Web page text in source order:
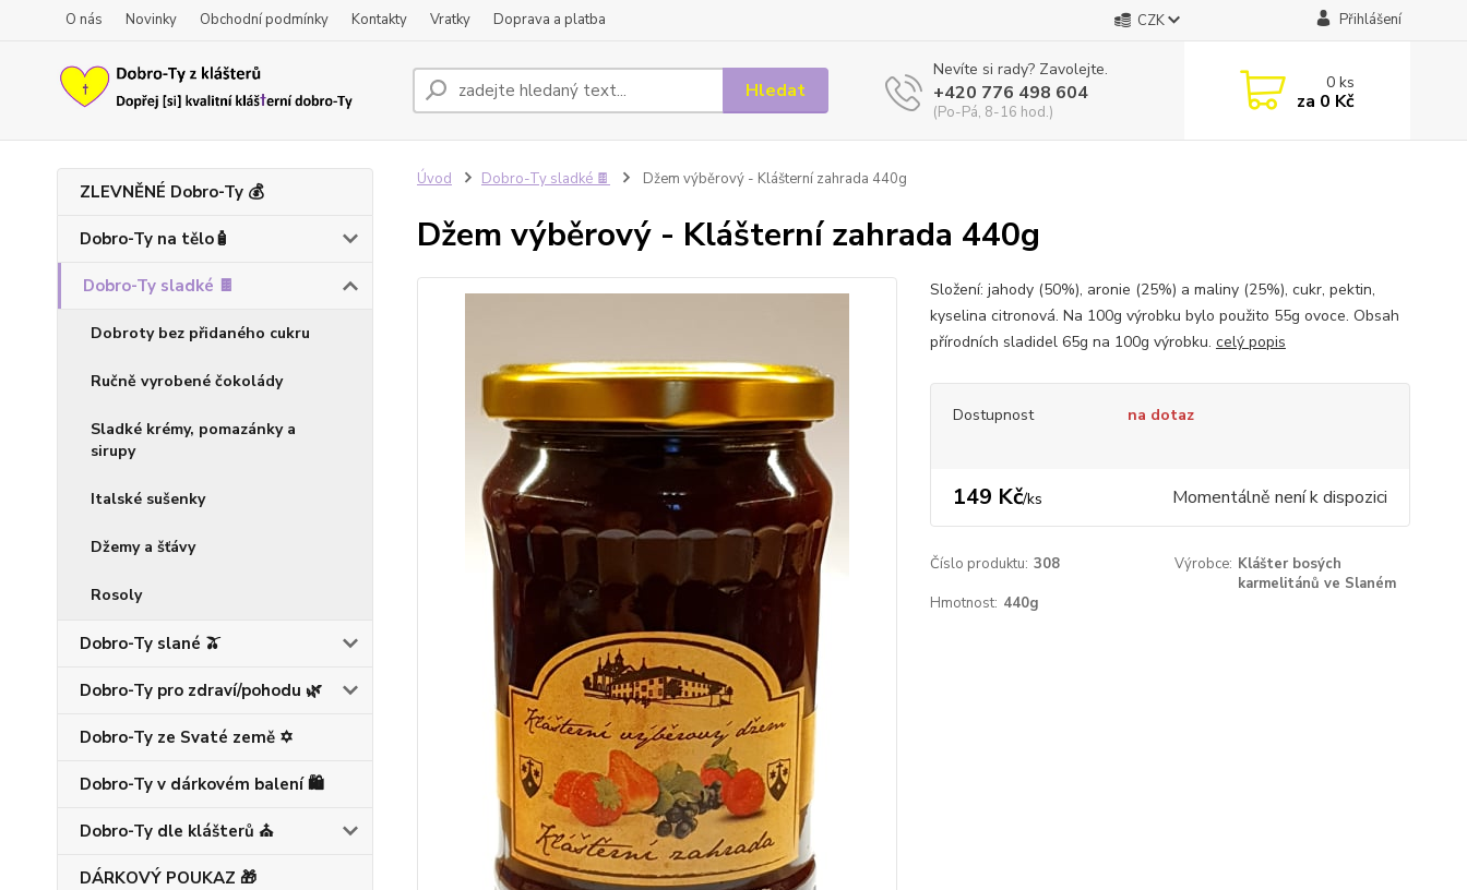
O nás Novinky Obchodní podmínky Kontakty Vratky Doprava a platba CZK Přihlášení
Hledat
Nevíte si rady? Zavolejte.
+420 776 498 604
(Po-Pá, 8-16 hod.)
0ks
za 0 Kč
ZLEVNĚNÉ Dobro-Ty 💰
Dobro-Ty na tělo🧴
Dobro-Ty sladké 🍫
Dobroty bez přidaného cukru
Ručně vyrobené čokolády
Sladké krémy, pomazánky a
sirupy
Italské sušenky
Džemy a šťávy
Rosoly
Dobro-Ty slané 🫒
Dobro-Ty pro zdraví/pohodu 🌿
Dobro-Ty ze Svaté země ✡️
Dobro-Ty v dárkovém balení 🛍️
Dobro-Ty dle klášterů ⛪
DÁRKOVÝ POUKAZ 🎁
Úvod Dobro-Ty sladké 🍫 Džem výběrový - Klášterní zahrada 440g
Džem výběrový - Klášterní zahrada 440g
Složení: jahody (50%), aronie (25%) a maliny (25%), cukr, pektin,
kyselina citronová. Na 100g výrobku bylo použito 55g ovoce. Obsah
přírodních sladidel 65g na 100g výrobku. celý popis
Dostupnost na dotaz
149 Kč/ks Momentálně není k dispozici
Číslo produktu: 308 Výrobce: Klášter bosých
karmelitánů ve Slaném
Hmotnost: 440g